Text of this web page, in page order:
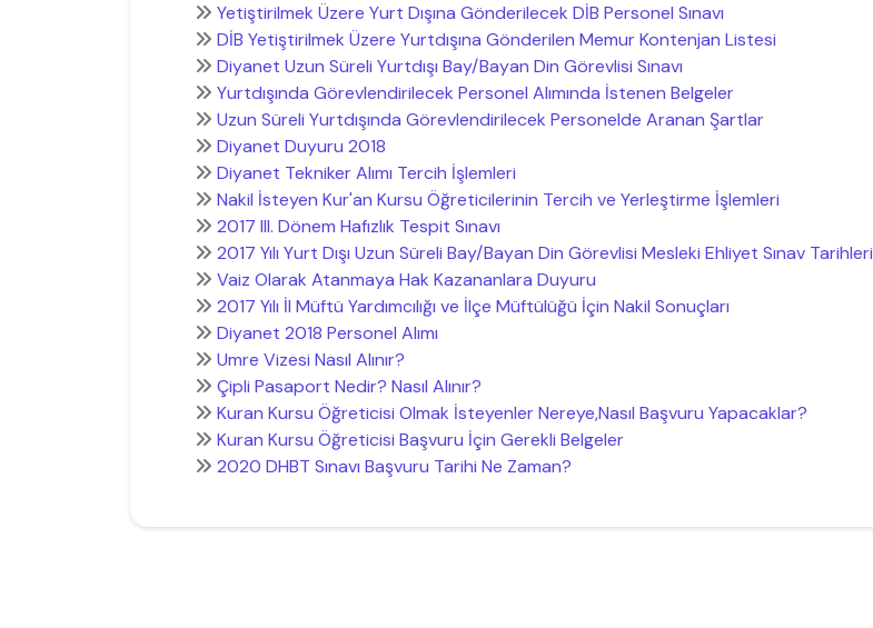
Yetiştirilmek Üzere Yurt Dışına Gönderilecek DİB Personel Sınavı
DİB Yetiştirilmek Üzere Yurtdışına Gönderilen Memur Kontenjan Listesi
Diyanet Uzun Süreli Yurtdışı Bay/Bayan Din Görevlisi Sınavı
Yurtdışında Görevlendirilecek Personel Alımında İstenen Belgeler
Uzun Süreli Yurtdışında Görevlendirilecek Personelde Aranan Şartlar
Diyanet Duyuru 2018
Diyanet Tekniker Alımı Tercih İşlemleri
Nakil İsteyen Kur'an Kursu Öğreticilerinin Tercih ve Yerleştirme İşlemleri
2017 III. Dönem Hafızlık Tespit Sınavı
2017 Yılı Yurt Dışı Uzun Süreli Bay/Bayan Din Görevlisi Mesleki Ehliyet Sınav Tarihleri
Vaiz Olarak Atanmaya Hak Kazananlara Duyuru
2017 Yılı İl Müftü Yardımcılığı ve İlçe Müftülüğü İçin Nakil Sonuçları
Diyanet 2018 Personel Alımı
Umre Vizesi Nasıl Alınır?
Çipli Pasaport Nedir? Nasıl Alınır?
Kuran Kursu Öğreticisi Olmak İsteyenler Nereye,Nasıl Başvuru Yapacaklar?
Kuran Kursu Öğreticisi Başvuru İçin Gerekli Belgeler
2020 DHBT Sınavı Başvuru Tarihi Ne Zaman?